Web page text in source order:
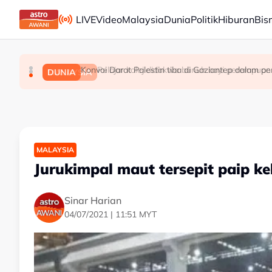
Skip to main content
LIVEVideoMalaysiaDuniaPolitikHiburan
POLITIK PRU16: Kedudukan PH dijangka mengukuh,
MALAYSIA Pelajar kolej didakwa bunuh bayi
DUNIA Konvoi Darat Palestin tiba di Gaziantep dalam
MALAYSIA
Jurukimpal maut tersepit paip
Sinar Harian
04/07/2021 | 11:51 MYT